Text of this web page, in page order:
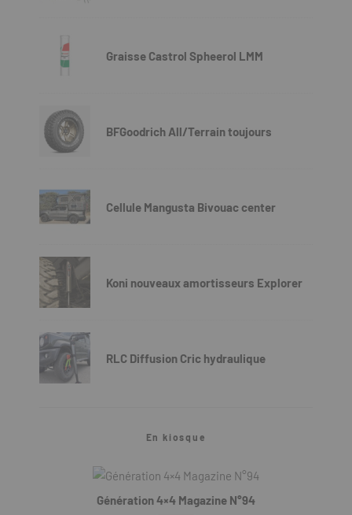
Graisse Castrol Spheerol LMM
BFGoodrich All/Terrain toujours
Cellule Mangusta Bivouac center
Koni nouveaux amortisseurs Explorer
RLC Diffusion Cric hydraulique
En kiosque
Génération 4×4 Magazine N°94